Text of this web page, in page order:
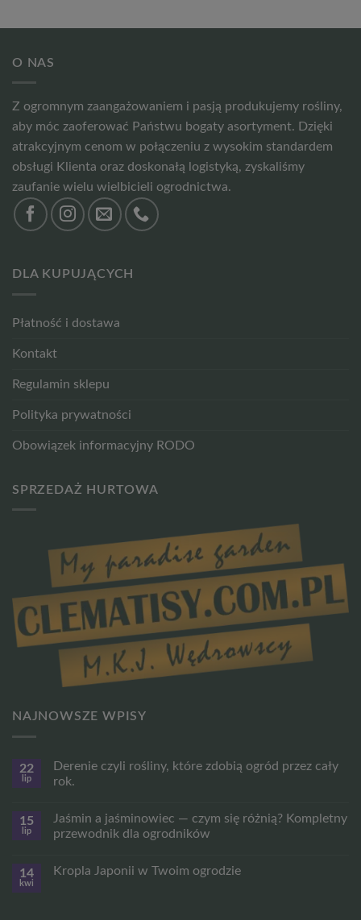
O NAS
Z ogromnym zaangażowaniem i pasją produkujemy rośliny,
aby móc zaoferować Państwu bogaty asortyment. Dzięki
atrakcyjnym cenom w połączeniu z wysokim standardem
obsługi Klienta oraz doskonałą logistyką, zyskaliśmy
zaufanie wielu wielbicieli ogrodnictwa.
DLA KUPUJĄCYCH
Płatność i dostawa
Kontakt
Regulamin sklepu
Polityka prywatności
Obowiązek informacyjny RODO
SPRZEDAŻ HURTOWA
NAJNOWSZE WPISY
22
lip
Derenie czyli rośliny, które zdobią ogród przez cały
rok.
do
czyli
zdobią
15
lip
Jaśmin a jaśminowiec — czym się różnią? Kompletny
przewodnik dla ogrodników
do
14
kwi
Kropla Japonii w Twoim ogrodzie